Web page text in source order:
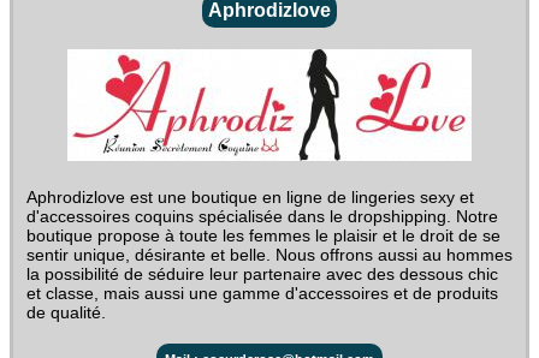
Aphrodizlove
Aphrodizlove est une boutique en ligne de lingeries sexy et
d'accessoires coquins spécialisée dans le dropshipping. Notre
boutique propose à toute les femmes le plaisir et le droit de se
sentir unique, désirante et belle. Nous offrons aussi au hommes
la possibilité de séduire leur partenaire avec des dessous chic
et classe, mais aussi une gamme d'accessoires et de produits
de qualité.